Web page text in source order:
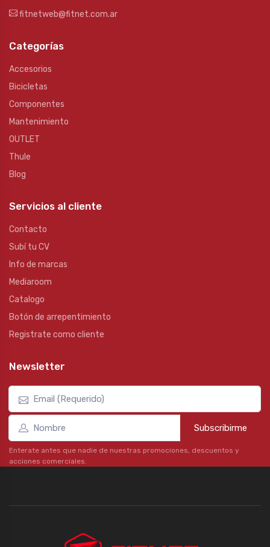
fitnetweb@fitnet.com.ar
Categorías
Accesorios
Bicicletas
Componentes
Mantenimiento
OUTLET
Thule
Blog
Servicios al cliente
Contacto
Subí tu CV
Info de marcas
Mediaroom
Catalogo
Botón de arrepentimiento
Registrate como cliente
Newsletter
Subscribirme
Enterate antes que nadie de nuestras promociones, descuentos y
acciones comerciales.